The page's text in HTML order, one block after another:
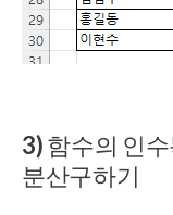
3) 함수의 인
분산구하기